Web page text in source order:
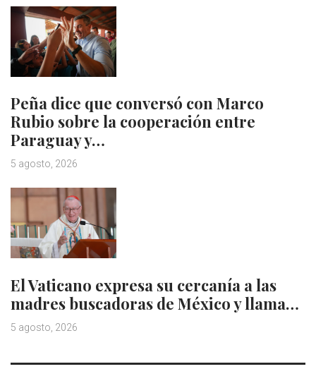
Peña dice que conversó con Marco
Rubio sobre la cooperación entre
Paraguay y…
5 agosto, 2026
El Vaticano expresa su cercanía a las
madres buscadoras de México y llama…
5 agosto, 2026